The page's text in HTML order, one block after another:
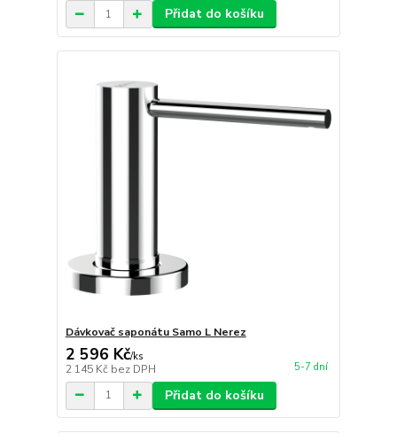
Přidat do košíku
Dávkovač saponátu Samo L Nerez
2 596 Kč/ks
2 145 Kč bez DPH 5-7 dní
Přidat do košíku